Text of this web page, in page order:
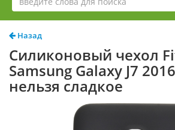
Назад
Силиконовый чехол
Samsung Galaxy J7
нельзя сладкое